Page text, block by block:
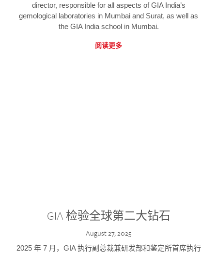
director, responsible for all aspects of GIA India’s
gemological laboratories in Mumbai and Surat, as well as
the GIA India school in Mumbai.
阅读更多
GIA 检验全球第二大钻石
August 27, 2025
2025 年 7 月，GIA 执行副总裁兼研发部和鉴定所首席执行